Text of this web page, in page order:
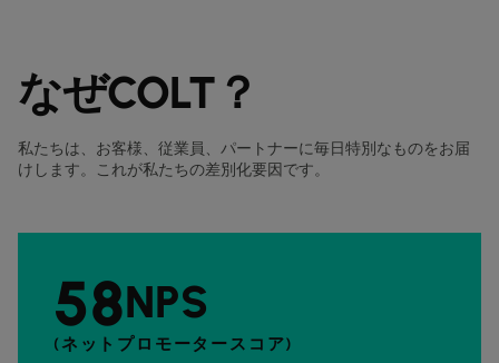
なぜCOLT？
私たちは、お客様、従業員、パートナーに毎日特別なものをお届
けします。これが私たちの差別化要因です。
58NPS
(ネットプロモータースコア)